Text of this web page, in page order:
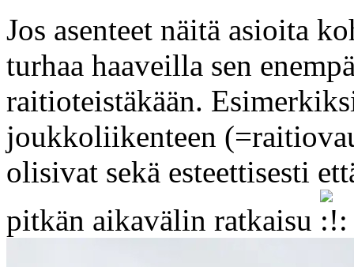
Jos asenteet näitä asioita
turhaa haaveilla sen
raitioteistäkään.
joukkoliikenteen
olisivat sekä esteettisesti
pitkän aikavälin ratkaisu